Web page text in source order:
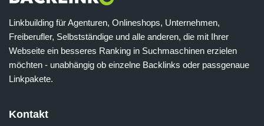
Linkbuilding für Agenturen, Onlineshops, Unternehmen,
Freiberufler, Selbstständige und alle anderen, die mit Ihrer
Webseite ein besseres Ranking in Suchmaschinen erzielen
möchten - unabhängig ob einzelne Backlinks oder passgenaue
Linkpakete.
Kontakt